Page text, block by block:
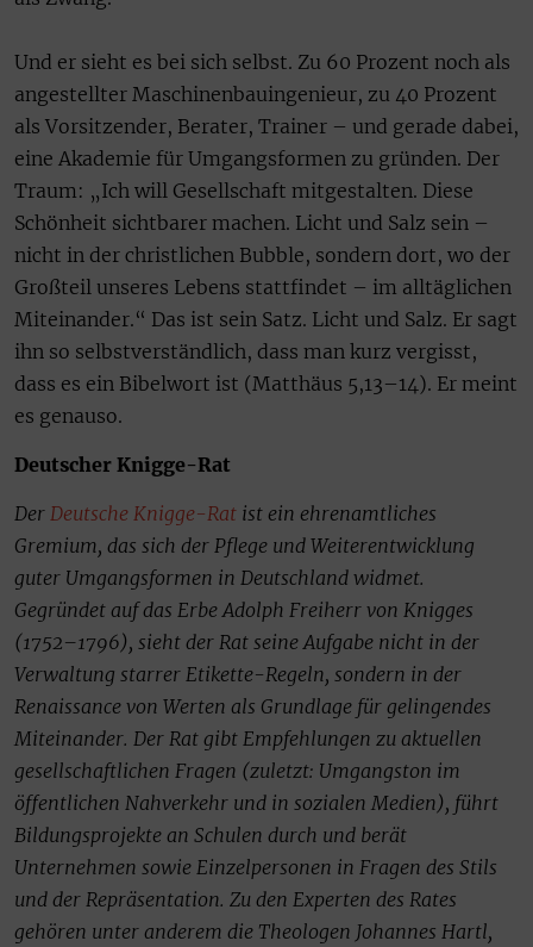
Und er sieht es bei sich selbst. Zu 60 Prozent noch als
angestellter Maschinenbauingenieur, zu 40 Prozent
als Vorsitzender, Berater, Trainer – und gerade dabei,
eine Akademie für Umgangsformen zu gründen. Der
Traum: „Ich will Gesellschaft mitgestalten. Diese
Schönheit sichtbarer machen. Licht und Salz sein –
nicht in der christlichen Bubble, sondern dort, wo der
Großteil unseres Lebens stattfindet – im alltäglichen
Miteinander.“ Das ist sein Satz. Licht und Salz. Er sagt
ihn so selbstverständlich, dass man kurz vergisst,
dass es ein Bibelwort ist (Matthäus 5,13–14). Er meint
es genauso.
Deutscher Knigge-Rat
Der Deutsche Knigge-Rat ist ein ehrenamtliches
Gremium, das sich der Pflege und Weiterentwicklung
guter Umgangsformen in Deutschland widmet.
Gegründet auf das Erbe Adolph Freiherr von Knigges
(1752–1796), sieht der Rat seine Aufgabe nicht in der
Verwaltung starrer Etikette-Regeln, sondern in der
Renaissance von Werten als Grundlage für gelingendes
Miteinander. Der Rat gibt Empfehlungen zu aktuellen
gesellschaftlichen Fragen (zuletzt: Umgangston im
öffentlichen Nahverkehr und in sozialen Medien), führt
Bildungsprojekte an Schulen durch und berät
Unternehmen sowie Einzelpersonen in Fragen des Stils
und der Repräsentation. Zu den Experten des Rates
gehören unter anderem die Theologen Johannes Hartl,